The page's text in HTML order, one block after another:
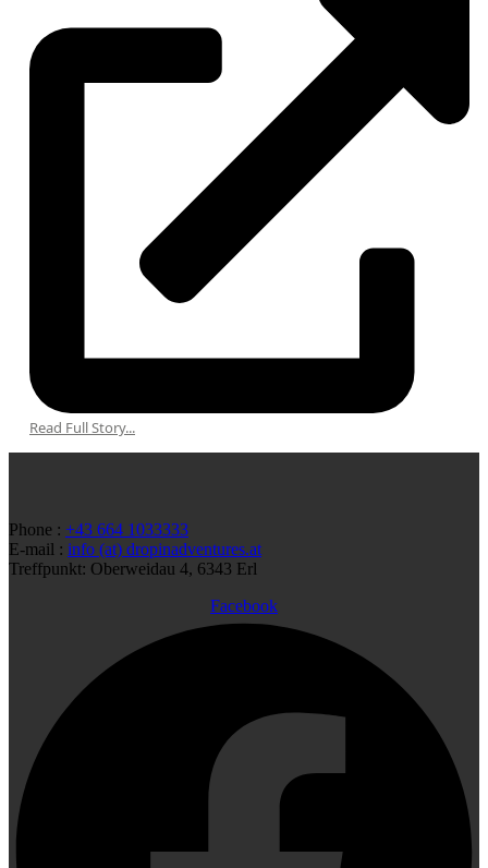
Read Full Story...
Phone : +43 664 1033333
E-mail : info (at) dropinadventures.at
Treffpunkt: Oberweidau 4, 6343 Erl
Facebook